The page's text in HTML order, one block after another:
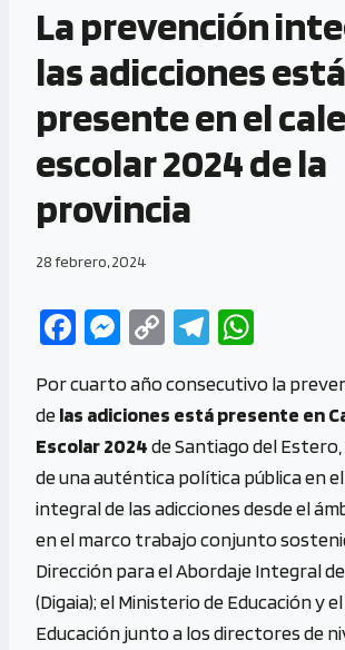
La prevención
las adicciones está
presente en el
escolar 2024 de la
provincia
28 febrero, 2024
Fa
b
o
o
k
M
se
n
g
er
C
py
Li
n
k
Te
gr
a
m
at
s
A
p
p
Por cuarto año consecutivo la
delas adiciones está presente en
Escolar 2024de Santiago del
de una auténtica política pública en
integral de las adicciones desde el
en el marco trabajo conjunto
Dirección para el Abordaje Integral
(Digaia); el Ministerio de Educación y
Educación junto a los directores de